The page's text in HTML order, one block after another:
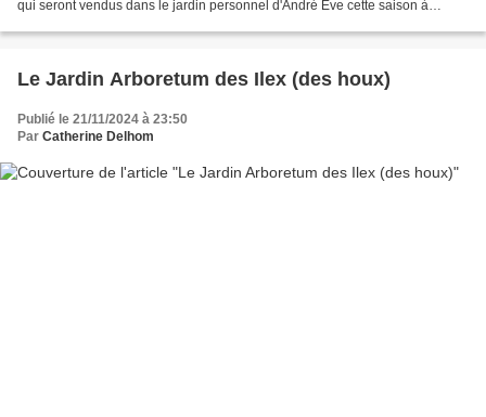
qui seront vendus dans le jardin personnel d'André Eve cette saison à
Le Jardin Arboretum des Ilex (des houx)
Publié le 21/11/2024 à 23:50
Par Catherine Delhom